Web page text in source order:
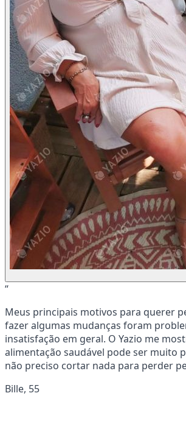
“
Meus principais motivos para querer
fazer algumas mudanças foram
insatisfação em geral. O Yazio me
alimentação saudável pode ser muito
não preciso cortar nada para perder
Bille, 55